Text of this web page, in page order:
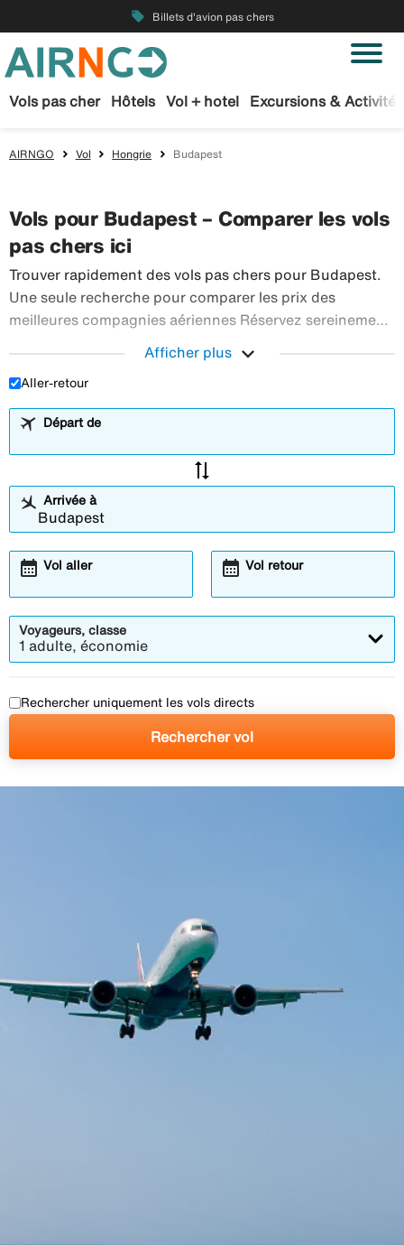
local_offer Billets d'avion pas chers
Vols pas cher Hôtels Vol + hotel Excursions & Activités
AIRNGO Vol Hongrie Budapest
Vols pour Budapest – Comparer les vols
pas chers ici
Trouver rapidement des vols pas chers pour Budapest.
Une seule recherche pour comparer les prix des
meilleures compagnies aériennes Réservez sereinement
étendue de voyages en avion à destination du monde
entier.Trouver rapidement des vols pas chers pour
Afficher plus expand_more
Aller-retour
Départ de
sync_alt
Arrivée à
Vol aller
calendar_month Vol retour
calendar_month
Voyageurs, classe
1 adulte, économie
Rechercher uniquement les vols directs
Rechercher vol